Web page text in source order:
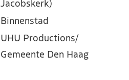
Jacobskerk)
Binnenstad
UHU Productions/
Gemeente Den Haag